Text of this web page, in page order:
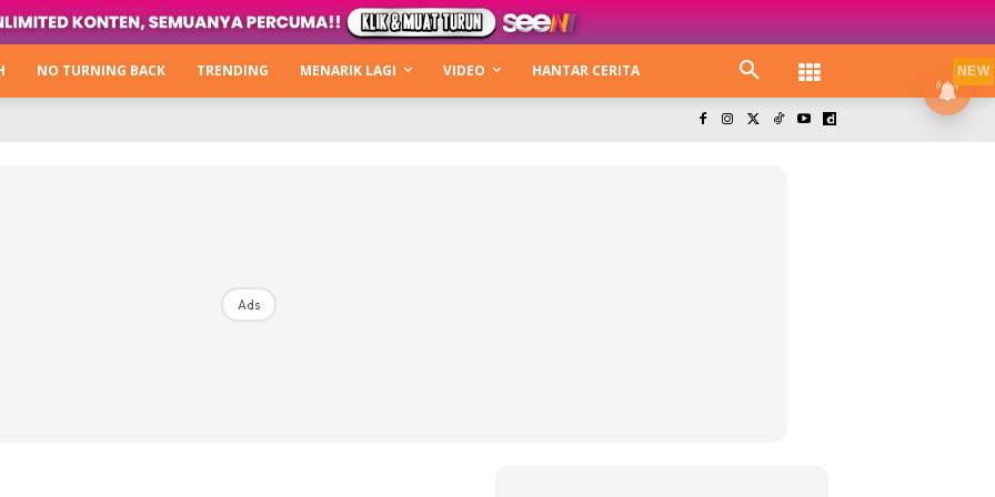
Hijabista
Next Level
NO TURNING BACK TRENDING MENARIK LAGI VIDEO HANTAR CERITA
Ads
NEW